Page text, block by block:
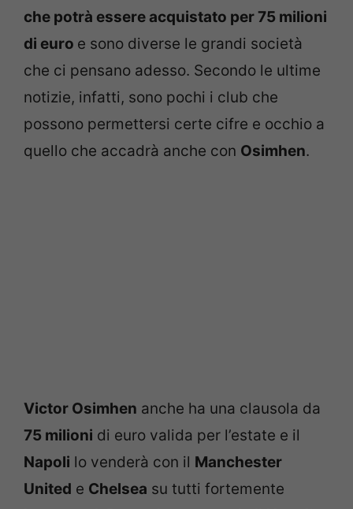
che potrà essere acquistato per 75 milioni
di euro e sono diverse le grandi società
che ci pensano adesso. Secondo le ultime
notizie, infatti, sono pochi i club che
possono permettersi certe cifre e occhio a
quello che accadrà anche con Osimhen.
Victor Osimhen anche ha una clausola da
75 milioni di euro valida per l’estate e il
Napoli lo venderà con il Manchester
United e Chelsea su tutti fortemente